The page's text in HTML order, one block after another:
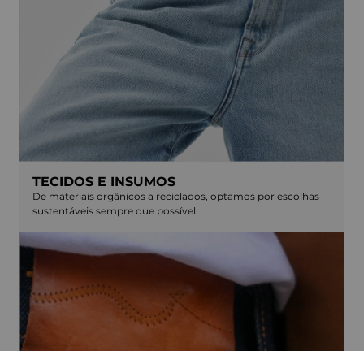
TECIDOS E INSUMOS
De materiais orgânicos a reciclados, optamos por escolhas
sustentáveis sempre que possível.